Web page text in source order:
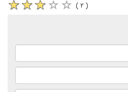
( ۲ )